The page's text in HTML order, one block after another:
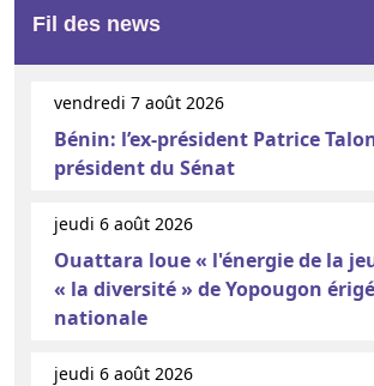
Fil des news
vendredi 7 août 2026
Bénin: l’ex-président Patrice
président du Sénat
jeudi 6 août 2026
Ouattara loue « l'énergie de la
« la diversité » de Yopougon
nationale
jeudi 6 août 2026